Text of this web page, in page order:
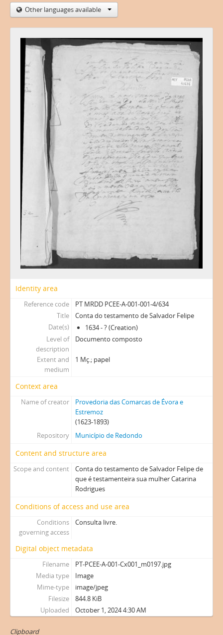
Other languages available
Identity area
Reference code
PT MRDD PCEE-A-001-001-4/634
Title
Conta do testamento de Salvador Felipe
Date(s)
1634 - ? (Creation)
Level of
description
Documento composto
Extent and
medium
1 Mç.; papel
Context area
Name of creator
Provedoria das Comarcas de Évora e
Estremoz
(1623-1893)
Repository
Município de Redondo
Content and structure area
Scope and content
Conta do testamento de Salvador Felipe de
que é testamenteira sua mulher Catarina
Rodrigues
Conditions of access and use area
Conditions
governing access
Consulta livre.
Digital object metadata
Filename
PT-PCEE-A-001-Cx001_m0197.jpg
Media type
Image
Mime-type
image/jpeg
Filesize
844.8 KiB
Uploaded
October 1, 2024 4:30 AM
Clipboard